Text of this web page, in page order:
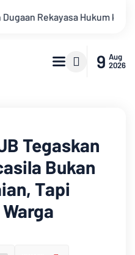
KOMJAK Meski
9 Aug
2026
Tegaskan
Bukan
Tapi